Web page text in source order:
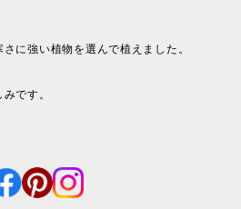
に強い植物を選んで植えました。
です。